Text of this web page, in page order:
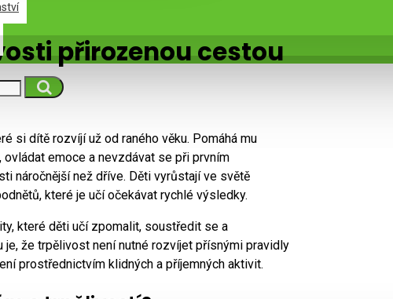
přirozenou cestou
si dítě rozvíjí už od raného věku. Pomáhá mu
emoce a nevzdávat se při prvním
náročnější než dříve. Děti vyrůstají ve světě
které je učí očekávat rychlé výsledky.
které děti učí zpomalit, soustředit se a
že trpělivost není nutné rozvíjet přísnými pravidly
prostřednictvím klidných a příjemných aktivit.